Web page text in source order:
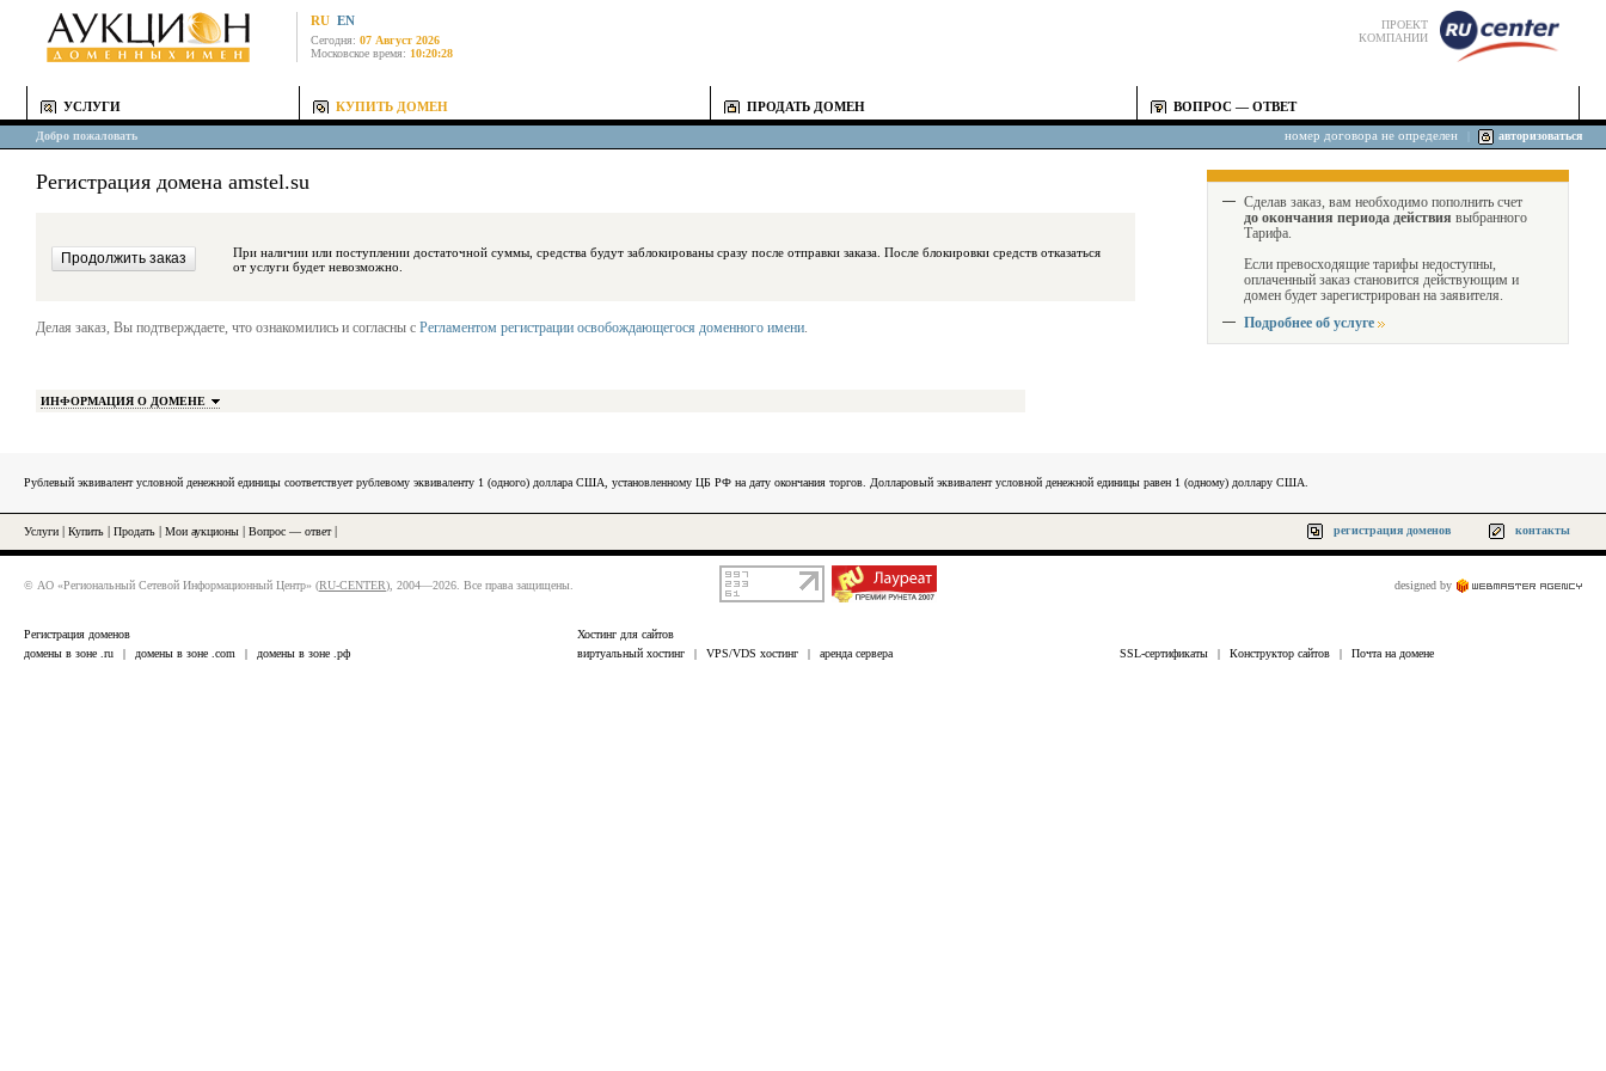
RU EN
Сегодня: 07 Август 2026
Московское время: 10:20:28
ПРОЕКТ
КОМПАНИИ
УСЛУГИ КУПИТЬ ДОМЕН ПРОДАТЬ ДОМЕН ВОПРОС — ОТВЕТ
Добро пожаловать номер договора не определен авторизоваться
Регистрация домена amstel.su
При наличии или поступлении достаточной суммы, средства будут заблокированы сразу после отправки заказа. После блокировки средств отказаться
от услуги будет невозможно.
Делая заказ, Вы подтверждаете, что ознакомились и согласны с Регламентом регистрации освобождающегося доменного имени.
ИНФОРМАЦИЯ О ДОМЕНЕ
Сделав заказ, вам необходимо пополнить счет
до окончания периода действия выбранного
Тарифа.
Если превосходящие тарифы недоступны,
оплаченный заказ становится действующим и
домен будет зарегистрирован на заявителя.
Подробнее об услуге
Рублевый эквивалент условной денежной единицы соответствует рублевому эквиваленту 1 (одного) доллара США, установленному ЦБ РФ на дату окончания торгов. Долларовый эквивалент условной денежной единицы равен 1 (одному) доллару США.
Услуги Купить Продать Мои аукционы Вопрос — ответ| регистрация доменов контакты
© АО «Региональный Сетевой Информационный Центр» (RU-CENTER), 2004—2026. Все права защищены. designed by
Регистрация доменов
домены в зоне .ru
| домены в зоне .com | домены в зоне .рф
Хостинг для сайтов
виртуальный хостинг
| VPS/VDS хостинг | аренда сервера SSL-сертификаты | Конструктор сайтов | Почта на домене